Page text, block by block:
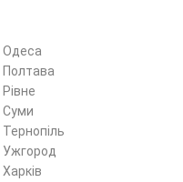
Одеса
Полтава
Рівне
Суми
Тернопіль
Ужгород
Харків